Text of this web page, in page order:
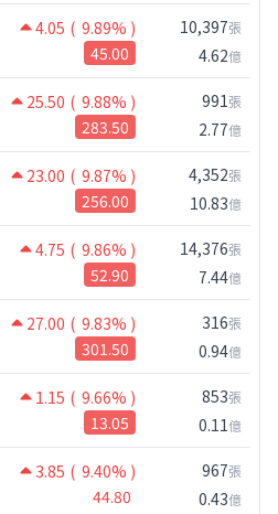
4.05 ( 9.89% )
45.00
10,397張
4.62億
25.50 ( 9.88% )
283.50
991張
2.77億
23.00 ( 9.87% )
256.00
4,352張
10.83億
4.75 ( 9.86% )
52.90
14,376張
7.44億
27.00 ( 9.83% )
301.50
316張
0.94億
1.15 ( 9.66% )
13.05
853張
0.11億
3.85 ( 9.40% )
44.80
967張
0.43億